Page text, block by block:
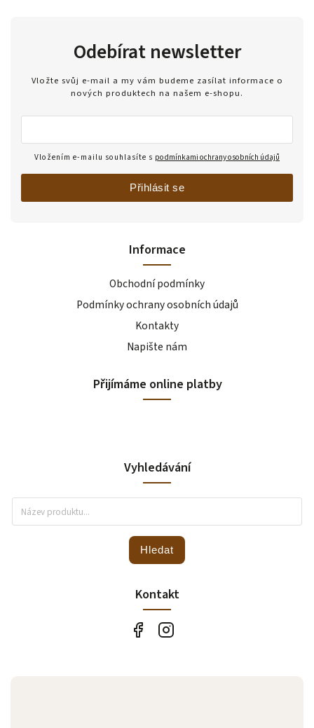
Informace
Obchodní podmínky
Podmínky ochrany osobních údajů
Kontakty
Napište nám
Přijímáme online platby
Odebírat newsletter
Vložte svůj e-mail a my vám budeme zasílat informace o
nových produktech na našem e-shopu.
Vložením e-mailu souhlasíte s podmínkami ochrany osobních údajů
Přihlásit se
Vyhledávání
Hledat
Kontakt